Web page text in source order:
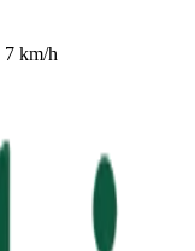
7 km/h